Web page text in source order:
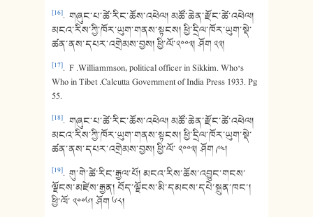
[16]. གཞུང་པ་ཚེ་རིང་ཆོས་འཕེལ། མཚོ་ཆེན་རྫོང་ཚེ་འཕེལ།
མངའ་རིས་ཀྱི་ཁོར་ཡུག་གནས་སྟངས། ཕྱི་དྲིལ་ཁོར་ཡུག་སྡེ་
ཚན་ནས་དཔར་འགྲེམས་བྱས། ཕྱི་ལོ་༢༠༠༣། ཤོག ༢༣།
[17]. F .Williammson, political officer in Sikkim. Who’s
Who in Tibet .Calcutta Government of India Press 1933. Pg
55.
[18]. གཞུང་པ་ཚེ་རིང་ཆོས་འཕེལ། མཚོ་ཆེན་རྫོང་ཚེ་འཕེལ།
མངའ་རིས་ཀྱི་ཁོར་ཡུག་གནས་སྟངས། ཕྱི་དྲིལ་ཁོར་ཡུག་སྡེ་
ཚན་ནས་དཔར་འགྲེམས་བྱས། ཕྱི་ལོ་ ༢༠༠༣། ཤོག ༩༤།
[19]. གུ་གེ་ཚེ་རིང་རྒྱལ་པོ། མངའ་རིས་ཆོས་འབྱུང་གངས་
ལྗོངས་མཛེས་རྒྱན། བོད་ལྗོངས་མི་དམངས་དཔེ་སྐྲུན་ཁང་།
ཕྱི་ལོ་ ༢༠༠༦། ཤོག ༦༨།